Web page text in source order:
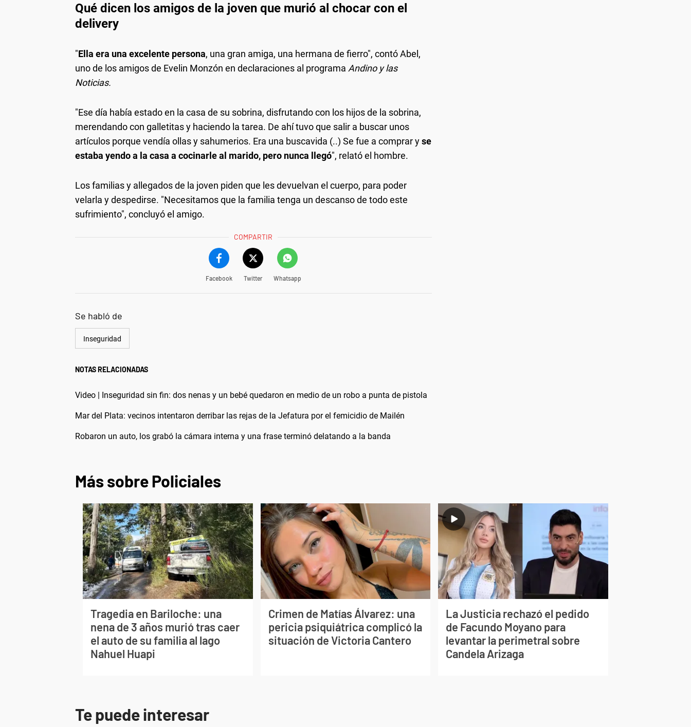
Qué dicen los amigos de la joven que murió al chocar con el
delivery
"Ella era una excelente persona, una gran amiga, una hermana de fierro", contó Abel,
uno de los amigos de Evelin Monzón en declaraciones al programa Andino y las
Noticias.
"Ese día había estado en la casa de su sobrina, disfrutando con los hijos de la sobrina,
merendando con galletitas y haciendo la tarea. De ahí tuvo que salir a buscar unos
artículos porque vendía ollas y sahumerios. Era una buscavida (..) Se fue a comprar yse
estaba yendo a la casa a cocinarle al marido, pero nunca llegó", relató el hombre.
Los familias y allegados de la joven piden que les devuelvan el cuerpo, para poder
velarla y despedirse. "Necesitamos que la familia tenga un descanso de todo este
sufrimiento", concluyó el amigo.
COMPARTIR
Facebook Twitter Whatsapp
Se habló de
Inseguridad
NOTAS RELACIONADAS
Video | Inseguridad sin fin: dos nenas y un bebé quedaron en medio de un robo a punta de pistola
Mar del Plata: vecinos intentaron derribar las rejas de la Jefatura por el femicidio de Mailén
Robaron un auto, los grabó la cámara interna y una frase terminó delatando a la banda
Más sobre Policiales
Tragedia en Bariloche: una
nena de 3 años murió tras caer
el auto de su familia al lago
Nahuel Huapi
Crimen de Matías Álvarez: una
pericia psiquiátrica complicó la
situación de Victoria Cantero
La Justicia rechazó el pedido
de Facundo Moyano para
levantar la perimetral sobre
Candela Arizaga
Te puede interesar